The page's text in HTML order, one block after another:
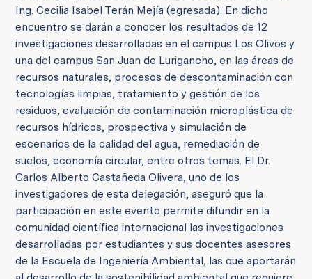
Ing. Cecilia Isabel Terán Mejía (egresada). En dicho
encuentro se darán a conocer los resultados de 12
investigaciones desarrolladas en el campus Los Olivos y
una del campus San Juan de Lurigancho, en las áreas de
recursos naturales, procesos de descontaminación con
tecnologías limpias, tratamiento y gestión de los
residuos, evaluación de contaminación microplástica de
recursos hídricos, prospectiva y simulación de
escenarios de la calidad del agua, remediación de
suelos, economía circular, entre otros temas. El Dr.
Carlos Alberto Castañeda Olivera, uno de los
investigadores de esta delegación, aseguró que la
participación en este evento permite difundir en la
comunidad científica internacional las investigaciones
desarrolladas por estudiantes y sus docentes asesores
de la Escuela de Ingeniería Ambiental, las que aportarán